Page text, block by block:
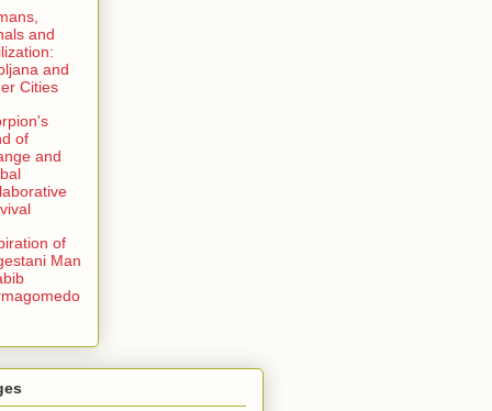
and
and
Cities
of
and
of
Man